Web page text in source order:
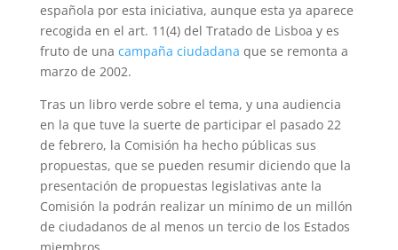
española por esta iniciativa, aunque esta ya aparece
recogida en el art. 11(4) del Tratado de Lisboa y es
fruto de una campaña ciudadana que se remonta a
marzo de 2002.
Tras un libro verde sobre el tema, y una audiencia
en la que tuve la suerte de participar el pasado 22
de febrero, la Comisión ha hecho públicas sus
propuestas, que se pueden resumir diciendo que la
presentación de propuestas legislativas ante la
Comisión la podrán realizar un mínimo de un millón
de ciudadanos de al menos un tercio de los Estados